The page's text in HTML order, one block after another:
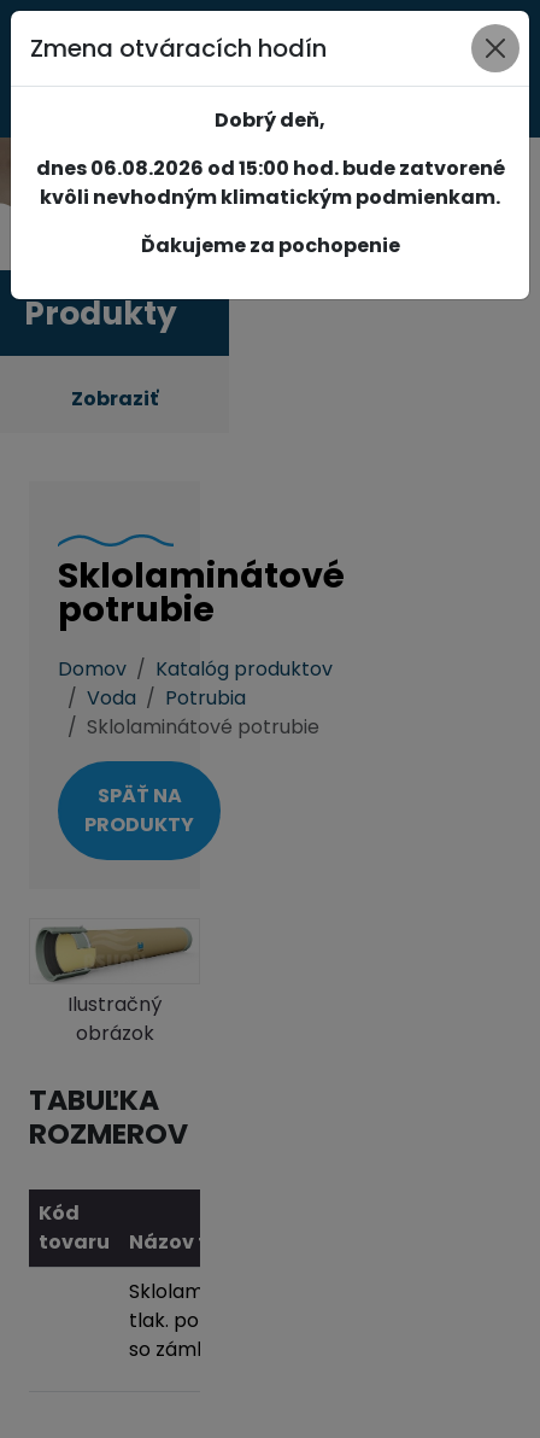
0
Produkty
Zobraziť
Sklolaminátové
potrubie
Domov
Katalóg produktov
Voda
Potrubia
Sklolaminátové potrubie
SPÄŤ NA
PRODUKTY
Ilustračný
obrázok
TABUĽKA
ROZMEROV
Kód
tovaru
Názov tovaru
Sklolaminátové
tlak. potrubie
so zámkom
Zmena otváracích hodín
Dobrý deň,
dnes 06.08.2026 od 15:00 hod. bude zatvorené
kvôli nevhodným klimatickým podmienkam.
Ďakujeme za pochopenie